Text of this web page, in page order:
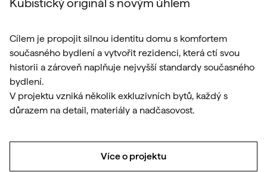
Kubistický originál s novým úhlem
Cílem je propojit silnou identitu domu s komfortem
současného bydlení a vytvořit rezidenci, která ctí svou
historii a zároveň naplňuje nejvyšší standardy současného
bydlení.
V projektu vzniká několik exkluzivních bytů, každý s
důrazem na detail, materiály a nadčasovost.
Více o projektu